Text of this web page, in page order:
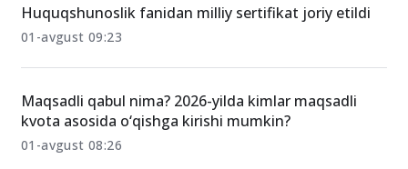
Huquqshunoslik fanidan milliy sertifikat joriy etildi
01-avgust 09:23
Maqsadli qabul nima? 2026-yilda kimlar maqsadli
kvota asosida o‘qishga kirishi mumkin?
01-avgust 08:26